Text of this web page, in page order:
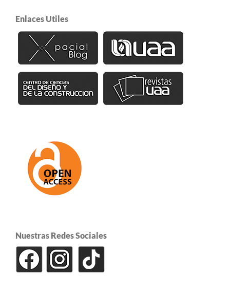
Enlaces Utiles
Nuestras Redes Sociales